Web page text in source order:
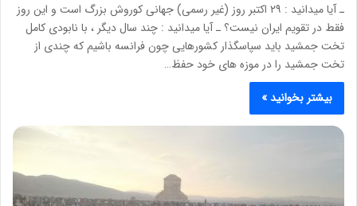
ـ آیا میدانید : ۲۹ اکتبر روز (غیر رسمی) جهانی کوروش بزرگ است و این روز
فقط در تقویم ایران نیست؟ ـ آیا میدانید : چند سال دیگر ، با نابودی کامل
تخت جمشید باید سپاسگذار کشورهایی چون فرانسه باشیم که چندی از
تخت جمشید را در موزه های خود حفظ…
بیشتر بخوانید »